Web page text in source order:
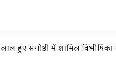
लाल हुए संगोष्ठी में शामिल